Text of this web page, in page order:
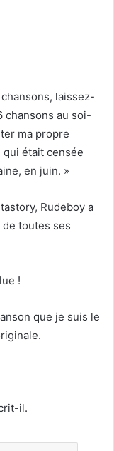
laissez-
chansons au soi-
ma propre
qui était censée
en juin. »
Rudeboy a
toutes ses
!
que je suis le
il.